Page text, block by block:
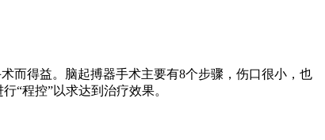
而得益。脑起搏器手术主要有8个步骤，伤口很小，也
“程控”以求达到治疗效果。